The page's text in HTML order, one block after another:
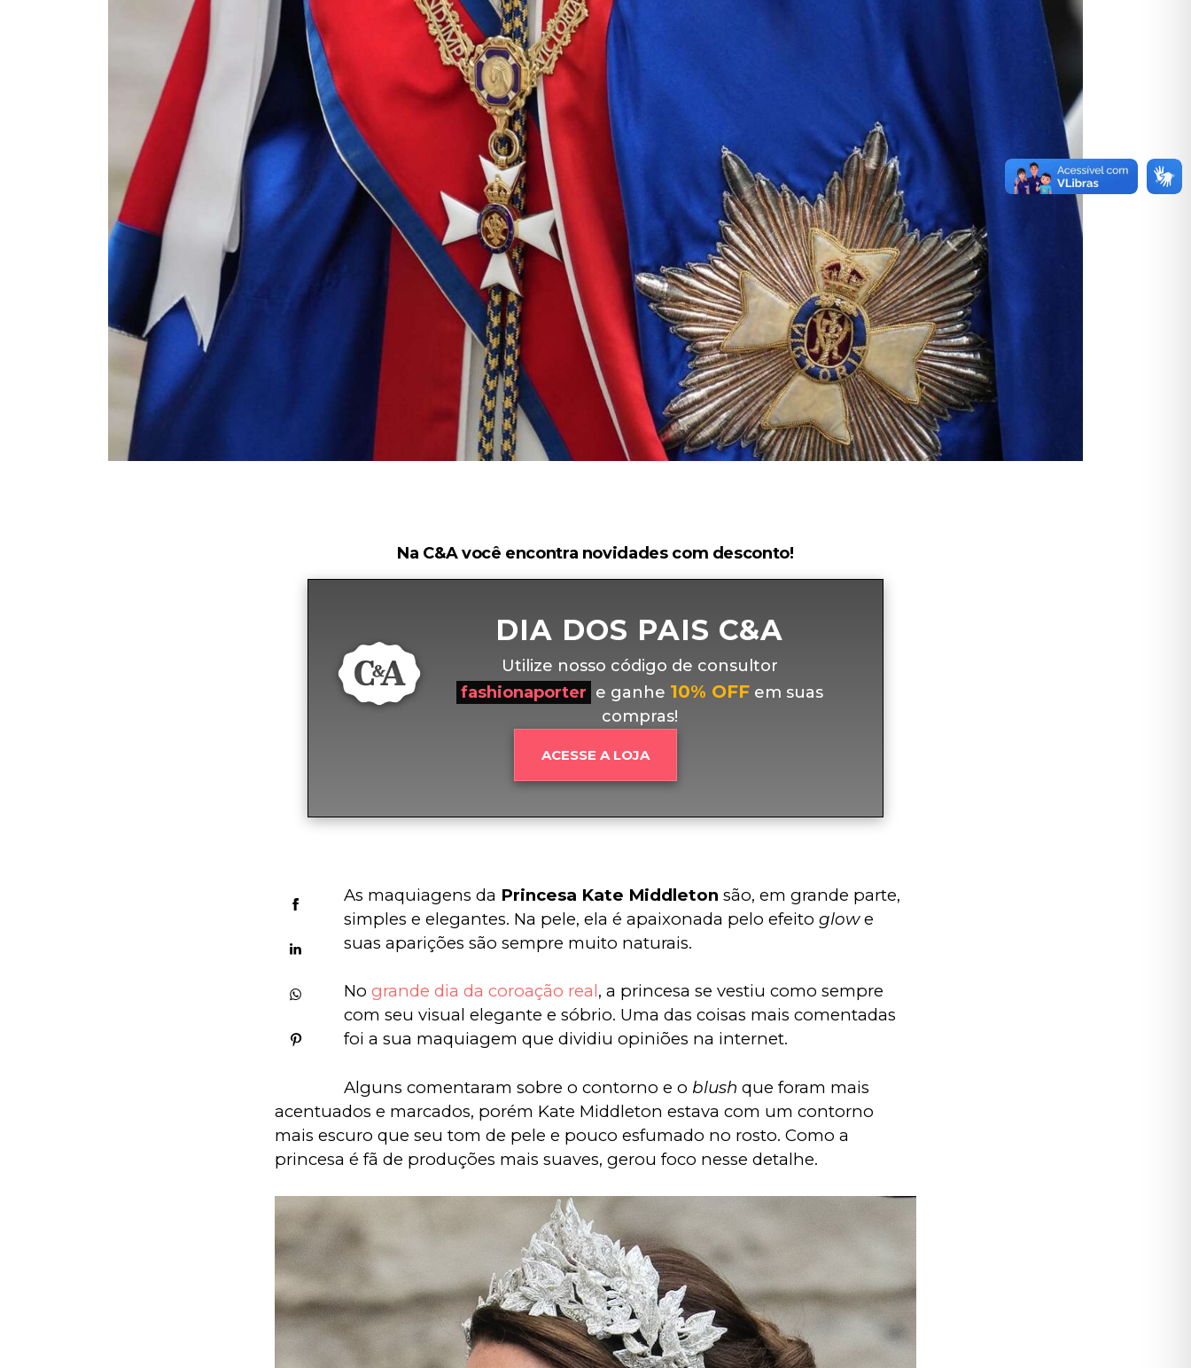
Na C&A você encontra novidades com desconto!
DIA DOS PAIS C&A
Utilize nosso código de consultor
fashionaporter e ganhe 10% OFFem suas
compras!
ACESSE A LOJA
As maquiagens da Princesa Kate Middleton são, em grande parte,
simples e elegantes. Na pele, ela é apaixonada pelo efeito glow e
suas aparições são sempre muito naturais.
No grande dia da coroação real, a princesa se vestiu como sempre
com seu visual elegante e sóbrio. Uma das coisas mais comentadas
foi a sua maquiagem que dividiu opiniões na internet.
Alguns comentaram sobre o contorno e o blush que foram mais
acentuados e marcados, porém Kate Middleton estava com um contorno
mais escuro que seu tom de pele e pouco esfumado no rosto. Como a
princesa é fã de produções mais suaves, gerou foco nesse detalhe.